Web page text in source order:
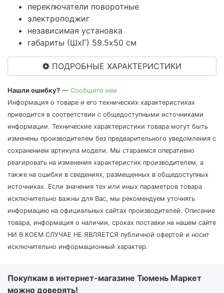
переключатели поворотные
электроподжиг
независимая установка
габариты (ШхГ) 59.5x50 см
ПОДРОБНЫЕ ХАРАКТЕРИСТИКИ
Нашли ошибку? — Сообщите нам
Информация о товаре и его технических характеристиках
приводится в соответствии с общедоступными источниками
информации. Технические характеристики товара могут быть
изменены производителем без предварительного уведомления с
сохранением артикула модели. Мы стараемся оперативно
реагировать на изменения характеристик производителем, а
также на ошибки в сведениях, размещенных в общедоступных
источниках. Если значения тех или иных параметров товара
исключительно важны для Вас, мы рекомендуем уточнять
информацию на официальных сайтах производителей. Описание
товара, информация о наличии, сроках поставки на нашем сайте
НИ В КОЕМ СЛУЧАЕ НЕ ЯВЛЯЕТСЯ публичной офертой и носит
исключительно информационный характер.
Покупкам в интернет-магазине Тюмень Маркет
можно доверять!